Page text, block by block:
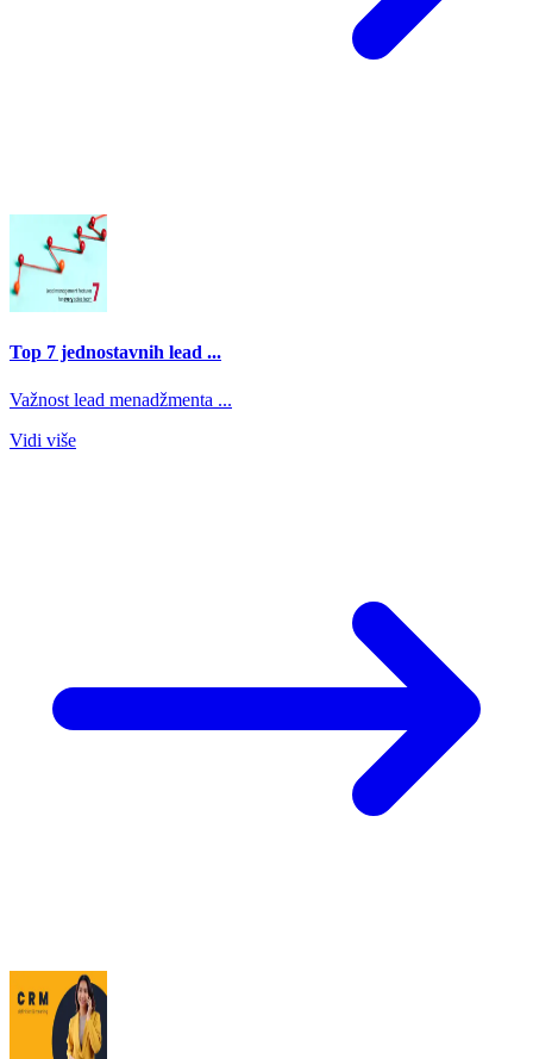
Top 7 jednostavnih lead ...
Važnost lead menadžmenta ...
Vidi više